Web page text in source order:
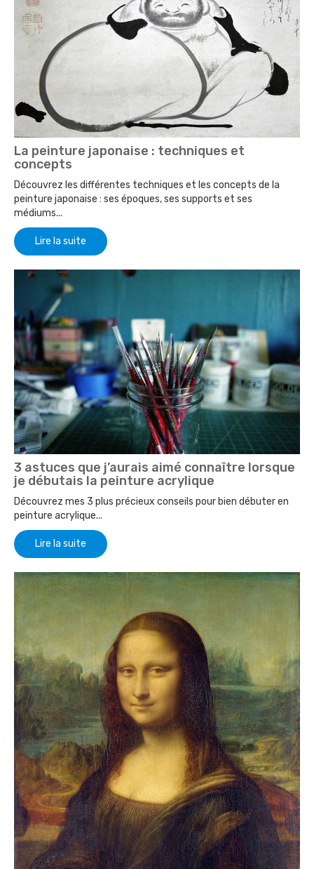
La peinture japonaise : techniques et
concepts
Découvrez les différentes techniques et les concepts de la
peinture japonaise : ses époques, ses supports et ses
médiums...
Lire la suite
3 astuces que j’aurais aimé connaître lorsque
je débutais la peinture acrylique
Découvrez mes 3 plus précieux conseils pour bien débuter en
peinture acrylique...
Lire la suite